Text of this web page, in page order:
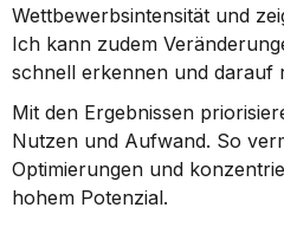
Wettbewerbsintensität und
Ich kann zudem
schnell erkennen und darauf
Mit den Ergebnissen
Nutzen und Aufwand. So
Optimierungen und
hohem Potenzial.